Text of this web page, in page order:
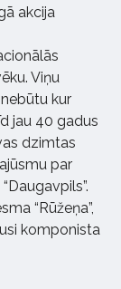
akcija
. Viņu
kur
jau 40 gadus
dzimtas
par
“Rūžeņa”,
komponista